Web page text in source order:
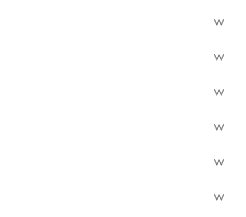
W
W
W
W
W
W